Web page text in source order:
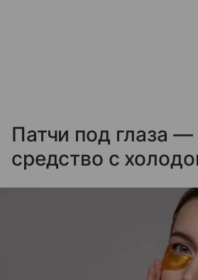
Патчи под глаза —
средство с